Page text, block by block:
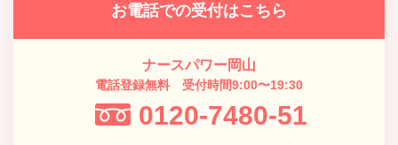
お電話での受付はこちら
ナースパワー岡山
電話登録無料 受付時間9:00〜19:30
0120-7480-51